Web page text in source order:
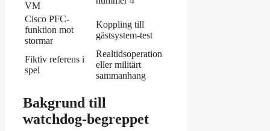
VM
Cisco PFC-
funktion mot
stormar
Koppling till
gästsystem-test
Fiktiv referens i
spel
Realtidsoperation
eller militärt
sammanhang
Bakgrund till
watchdog-begreppet